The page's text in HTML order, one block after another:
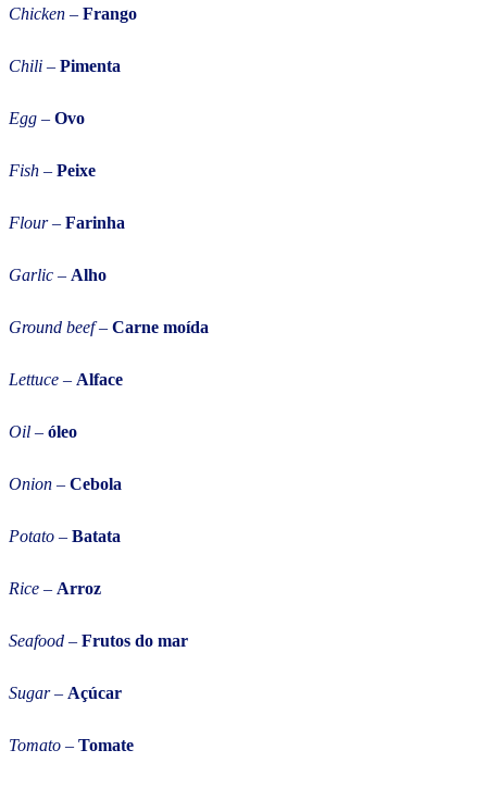
Chicken – Frango
Chili – Pimenta
Egg – Ovo
Fish – Peixe
Flour– Farinha
Garlic – Alho
Ground beef– Carne moída
Lettuce – Alface
Oil – óleo
Onion – Cebola
Potato – Batata
Rice – Arroz
Seafood – Frutos do mar
Sugar– Açúcar
Tomato – Tomate